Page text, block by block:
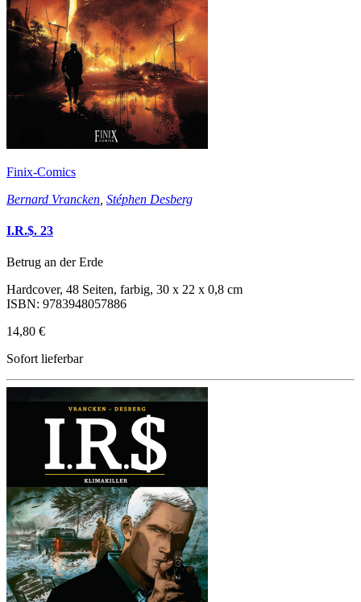
Finix-Comics
Bernard Vrancken Stéphen Desberg
I.R.$. 23
Betrug an der Erde
Hardcover, 48 Seiten, farbig, 30 x 22 x 0,8 cm
ISBN: 9783948057886
14,80 €
Sofort lieferbar